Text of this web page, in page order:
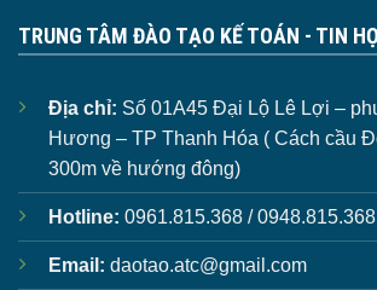
TRUNG TÂM ĐÀO TẠO KẾ TOÁN - TIN
Địa chỉ: Số 01A45 Đại Lộ Lê Lợi –
Hương – TP Thanh Hóa ( Cách cầu
300m về hướng đông)
Hotline: 0961.815.368 / 0948.815.368
Email: daotao.atc@gmail.com